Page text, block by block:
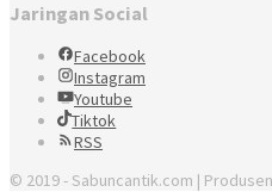
Jaringan Social
Facebook
Instagram
Youtube
Tiktok
RSS
© 2019 - Sabuncantik.com |